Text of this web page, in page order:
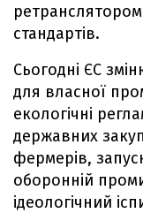
стандартів.
Сьогодні ЄС
для власної
екологічні
державних
фермерів,
оборонній
ідеологічний